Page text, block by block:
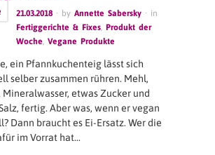
21.03.2018 · byAnnette Sabersky · in
Fertiggerichte & Fixes,Produkt der
Woche,Vegane Produkte
ein Pfannkuchenteig lässt sich
selber zusammen rühren. Mehl,
Mineralwasser, etwas Zucker und
fertig. Aber was, wenn er vegan
Dann braucht es Ei-Ersatz. Wer die
im Vorrat hat…